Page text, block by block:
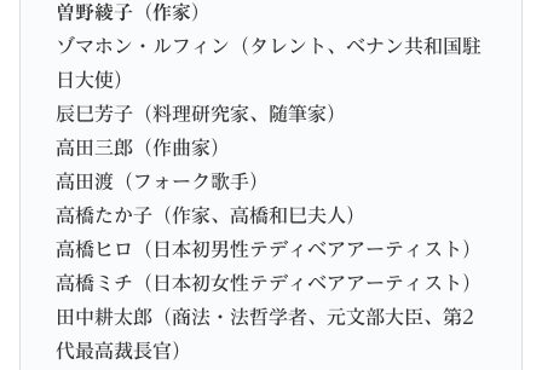
曽野綾子（作家）
ゾマホン・ルフィン（タレント、ベナン共和国駐
日大使）
辰巳芳子（料理研究家、随筆家）
高田三郎（作曲家）
高田渡（フォーク歌手）
高橋たか子（作家、高橋和巳夫人）
高橋ヒロ（日本初男性テディベアアーティスト）
高橋ミチ（日本初女性テディベアアーティスト）
田中耕太郎（商法・法哲学者、元文部大臣、第2
代最高裁長官）